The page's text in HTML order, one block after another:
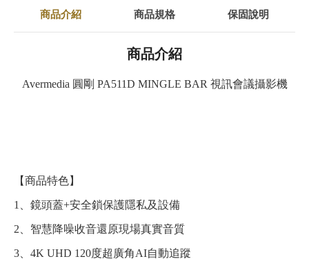
商品介紹 商品規格 保固說明
商品介紹
Avermedia 圓剛 PA511D MINGLE BAR 視訊會議攝影機
【商品特色】
1、鏡頭蓋+安全鎖保護隱私及設備
2、智慧降噪收音還原現場真實音質
3、4K UHD 120度超廣角AI自動追蹤